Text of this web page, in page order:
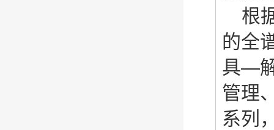
根
的全
具—
管理
系列